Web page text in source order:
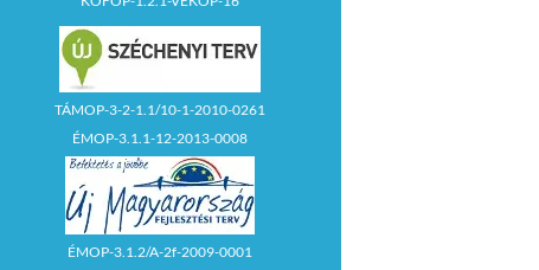
TÁMOP-3-2-1.1/10-1-2010-0261
ÉMOP-3.1.1-12-2013-0008
ÉMOP-3.1.2/A-2f-2009-0001